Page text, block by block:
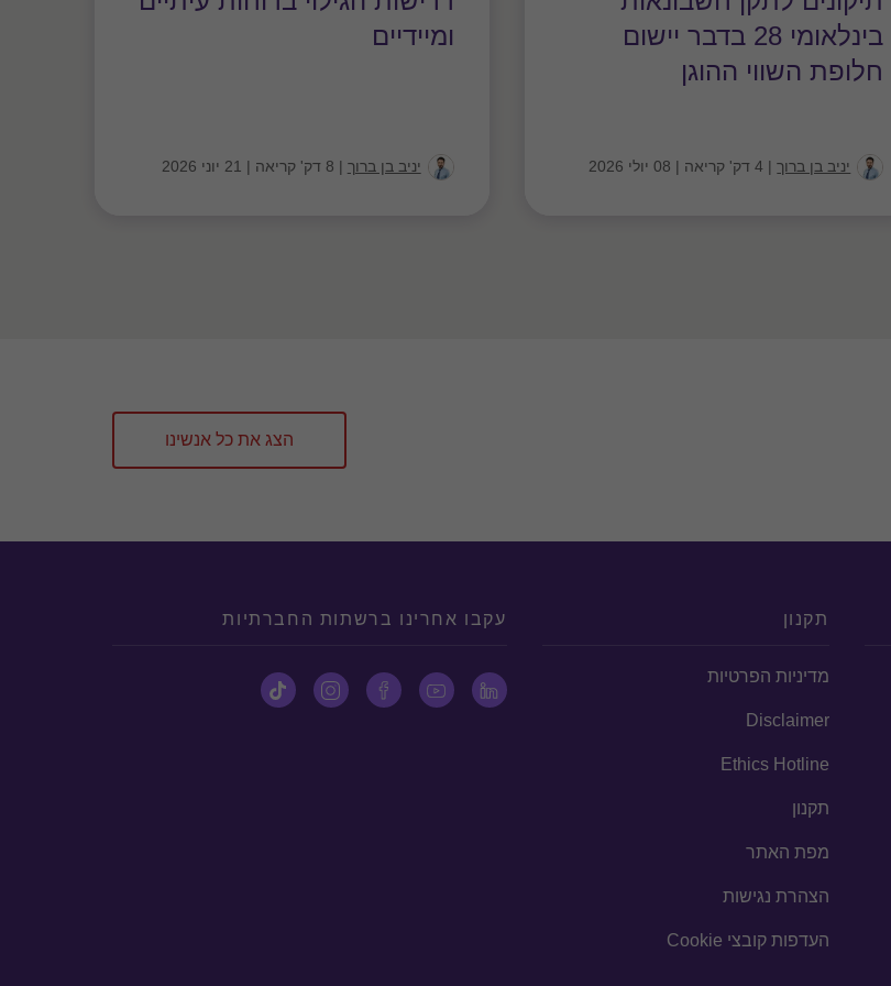
בינלאומי 28 בדבר יישום
חלופת השווי ההוגן
יניב בן ברוך | 4 דק' קריאה | 08 יולי 2026
ומיידיים
יניב בן ברוך | 8 דק' קריאה | 21 יוני 2026
הצג את כל אנשינו
תקנון
מדיניות הפרטיות
Disclaimer
Ethics Hotline
תקנון
מפת האתר
הצהרת נגישות
העדפות קובצי Cookie
עקבו אחרינו ברשתות החברתיות